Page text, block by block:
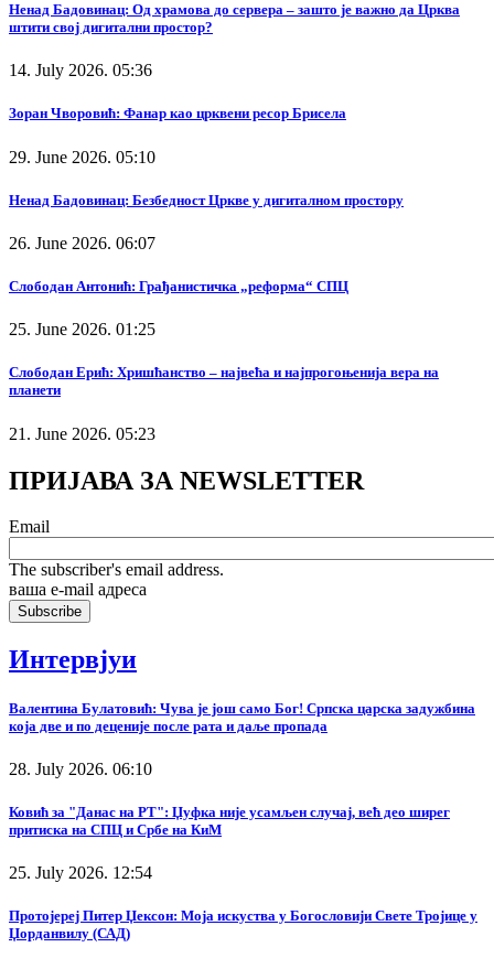
Ненад Бадовинац: Од храмова до сервера – зашто је важно да Црква
штити свој дигитални простор?
14. July 2026. 05:36
Зоран Чворовић: Фанар као црквени ресор Брисела
29. June 2026. 05:10
Ненад Бадовинац: Безбедност Цркве у дигиталном простору
26. June 2026. 06:07
Слободан Антонић: Грађанистичка „реформа“ СПЦ
25. June 2026. 01:25
Слободан Ерић: Хришћанство – највећа и најпрогоњенија вера на
планети
21. June 2026. 05:23
ПРИЈАВА ЗА NEWSLETTER
Email
The subscriber's email address.
ваша е-mail адреса
Интервјуи
Валентина Булатовић: Чува је још само Бог! Српска царска задужбина
која две и по деценије после рата и даље пропада
28. July 2026. 06:10
Ковић за "Данас на РТ": Џуфка није усамљен случај, већ део ширег
притиска на СПЦ и Србе на КиМ
25. July 2026. 12:54
Протојереј Питер Џексон: Моја искуства у Богословији Свете Тројице у
Џорданвилу (САД)